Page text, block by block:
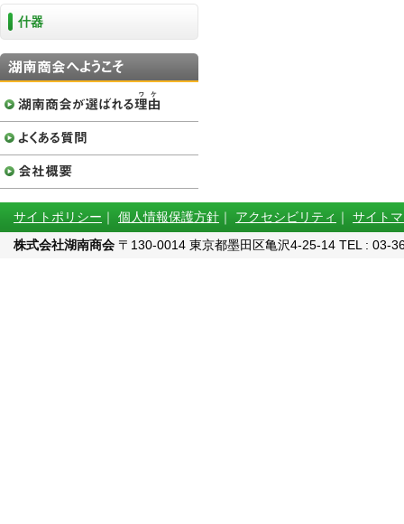
什器
サイトポリシー ｜ 個人情報保護方針 ｜ アクセシビリティ ｜ サイト
株式会社湖南商会 〒130-0014 東京都墨田区亀沢4-25-14 TEL : 03-